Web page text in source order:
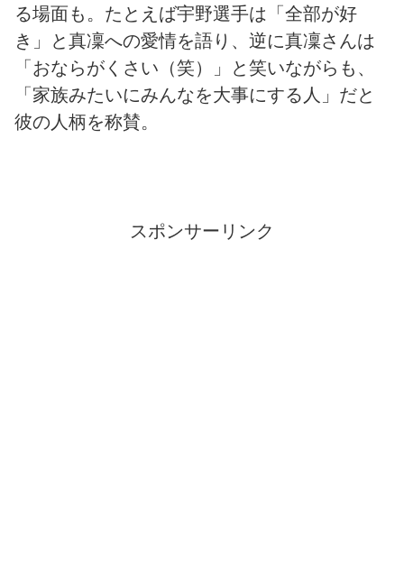
る場面も。たとえば宇野選手は「全部が好
き」と真凜への愛情を語り、逆に真凜さんは
「おならがくさい（笑）」と笑いながらも、
「家族みたいにみんなを大事にする人」だと
彼の人柄を称賛。
スポンサーリンク